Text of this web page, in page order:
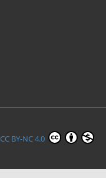
CC BY-NC 4.0